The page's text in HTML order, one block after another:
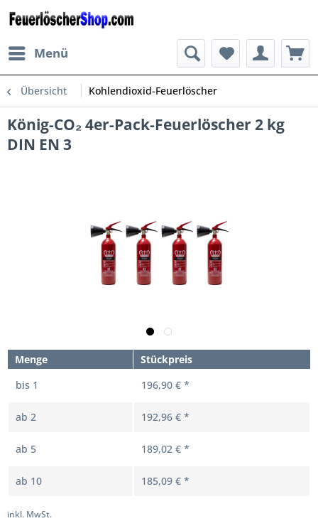
Menü
Übersicht Kohlendioxid-Feuerlöscher
König-CO₂ 4er-Pack-Feuerlöscher 2 kg
DIN EN 3
Menge
Stückpreis
bis 1 196,90 € *
ab 2 192,96 € *
ab 5 189,02 € *
ab 10 185,09 € *
inkl. MwSt.